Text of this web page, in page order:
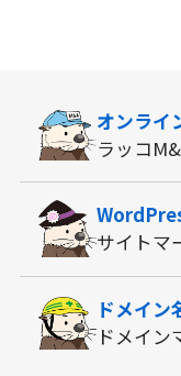
オンライ
ラッコ
サイトマ
ドメイン
ドメイン